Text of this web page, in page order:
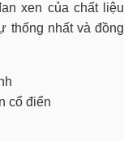
xen của chất liệu
thống nhất và đồng
cổ điển